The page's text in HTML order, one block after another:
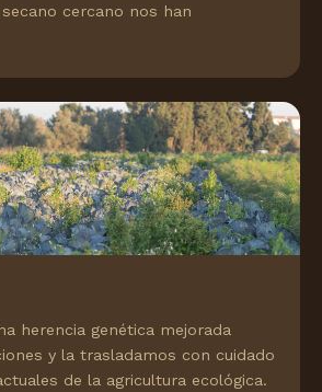
cercano nos han
herencia genética mejorada
y la trasladamos con cuidado
de la agricultura ecológica.